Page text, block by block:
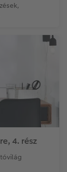
4. rész